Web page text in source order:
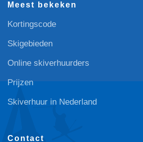
Meest bekeken
Kortingscode
Skigebieden
Online skiverhuurders
Prijzen
Skiverhuur in Nederland
Contact